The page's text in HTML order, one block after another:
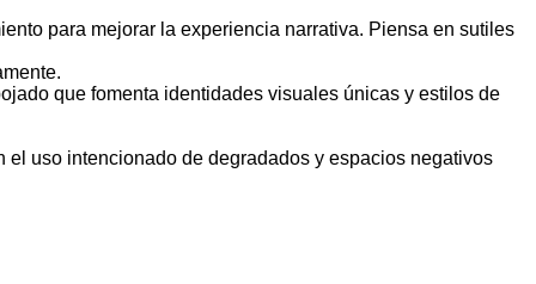
para mejorar la experiencia narrativa. Piensa en sutiles
que fomenta identidades visuales únicas y estilos de
uso intencionado de degradados y espacios negativos